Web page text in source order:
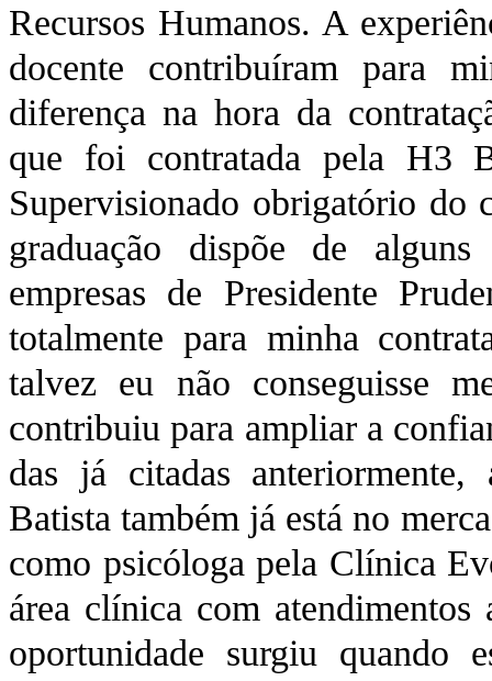
Recursos Humanos. A
docente contribuíram para
diferença na hora da
que foi contratada pela H3
Supervisionado obrigatório do
graduação dispõe de
empresas de Presidente
totalmente para minha
talvez eu não conseguisse
contribuiu para ampliar a
das já citadas
Batista também já está no
como psicóloga pela Clínica
área clínica com atendimentos
oportunidade surgiu quando